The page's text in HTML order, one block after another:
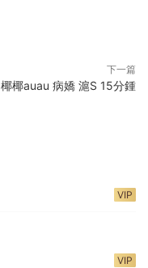
下一篇
椰椰auau 病嬌 滬S 15分鍾
VIP
VIP